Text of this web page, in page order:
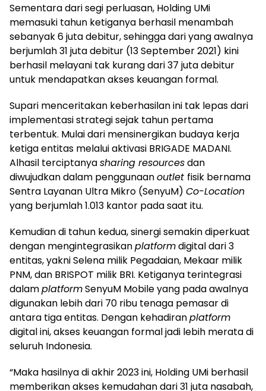
Sementara dari segi perluasan, Holding UMi
memasuki tahun ketiganya berhasil menambah
sebanyak 6 juta debitur, sehingga dari yang awalnya
berjumlah 31 juta debitur (13 September 2021) kini
berhasil melayani tak kurang dari 37 juta debitur
untuk mendapatkan akses keuangan formal.
Supari menceritakan keberhasilan ini tak lepas dari
implementasi strategi sejak tahun pertama
terbentuk. Mulai dari mensinergikan budaya kerja
ketiga entitas melalui aktivasi BRIGADE MADANI.
Alhasil terciptanyasharing resourcesdan
diwujudkan dalam penggunaanoutlet fisik bernama
Sentra Layanan Ultra Mikro (SenyuM) Co-Location
yang berjumlah 1.013 kantor pada saat itu.
Kemudian di tahun kedua, sinergi semakin diperkuat
dengan mengintegrasikanplatformdigital dari 3
entitas, yakni Selena milik Pegadaian, Mekaar milik
PNM, dan BRISPOT milik BRI. Ketiganya terintegrasi
dalamplatformSenyuM Mobile yang pada awalnya
digunakan lebih dari 70 ribu tenaga pemasar di
antara tiga entitas. Dengan kehadiranplatform
digital ini, akses keuangan formal jadi lebih merata di
seluruh Indonesia.
“Maka hasilnya di akhir 2023 ini, Holding UMi berhasil
memberikan akses kemudahan dari 31 juta nasabah,